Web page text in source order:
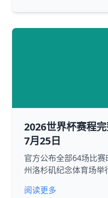
2026世界杯赛程
7月25日
官方公布全部64场比
州洛杉矶纪念体育场举
阅读更多